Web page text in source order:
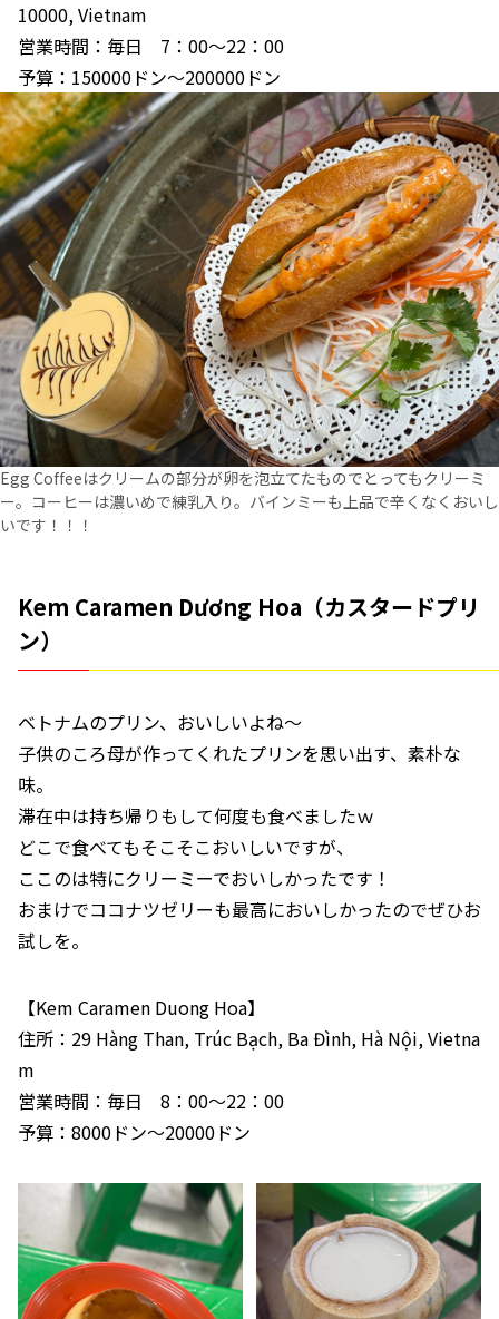
10000, Vietnam
営業時間：毎日 7：00～22：00
予算：150000ドン～200000ドン
Egg Coffeeはクリームの部分が卵を泡立てたものでとってもクリーミ
ー。コーヒーは濃いめで練乳入り。バインミーも上品で辛くなくおいし
いです！！！
Kem Caramen Dương Hoa（カスタードプリ
ン）
ベトナムのプリン、おいしいよね～
子供のころ母が作ってくれたプリンを思い出す、素朴な
味。
滞在中は持ち帰りもして何度も食べましたｗ
どこで食べてもそこそこおいしいですが、
ここのは特にクリーミーでおいしかったです！
おまけでココナツゼリーも最高においしかったのでぜひお
試しを。
【Kem Caramen Duong Hoa】
住所：29 Hàng Than, Trúc Bạch, Ba Đình, Hà Nội, Vietna
m
営業時間：毎日 8：00～22：00
予算：8000ドン～20000ドン